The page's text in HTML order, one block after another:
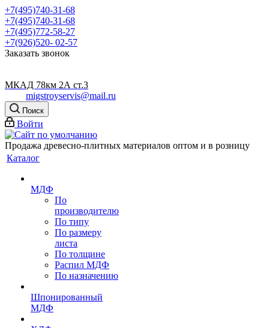
+7(495)740-31-68
+7(495)740-31-68
+7(495)772-58-27
+7(926)520- 02-57
Заказать звонок
МКАД 78км 2А ст.3
migstroyservis@mail.ru
Поиск
Войти
Продажа древесно-плитных материалов оптом и в розницу
Каталог
МДФ
По
производителю
По типу
По размеру
листа
По толщине
Распил МДФ
По назначению
Шпонированный
МДФ